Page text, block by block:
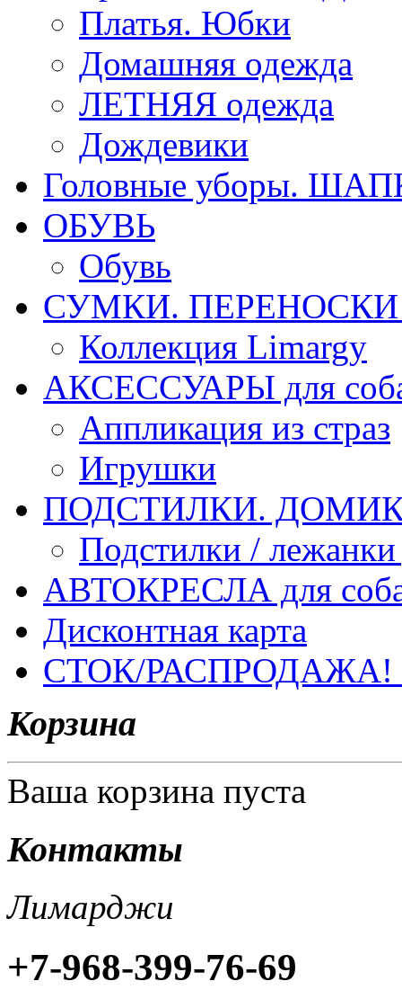
Платья. Юбки
Домашняя одежда
ЛЕТНЯЯ одежда
Дождевики
Головные уборы.
ОБУВЬ
Обувь
СУМКИ. ПЕРЕНОСКИ
Коллекция Limargy
АКСЕССУАРЫ для
Аппликация из страз
Игрушки
ПОДСТИЛКИ. ДОМИКИ
Подстилки / лежанки
АВТОКРЕСЛА для
Дисконтная карта
СТОК/
Корзина
Ваша корзина пуста
Контакты
Лимарджи
+7-968-399-76-69